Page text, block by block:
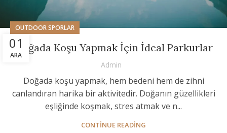
OUTDOOR SPORLAR
Doğada Koşu Yapmak İçin İdeal Parkurlar
Admin
Doğada koşu yapmak, hem bedeni hem de zihni
canlandıran harika bir aktivitedir. Doğanın güzellikleri
eşliğinde koşmak, stres atmak ve n...
CONTINUE READING
01
ARA